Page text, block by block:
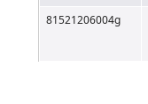
81521206004g